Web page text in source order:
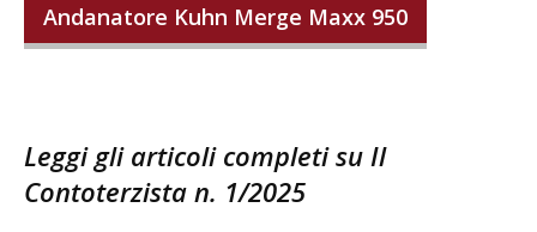
Andanatore Kuhn Merge Maxx 950
Leggi gli articoli completi su Il
Contoterzista n. 1/2025